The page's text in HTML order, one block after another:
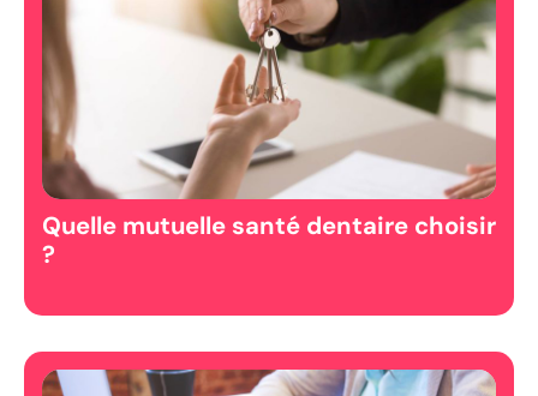
Quelle mutuelle santé dentaire choisir
?